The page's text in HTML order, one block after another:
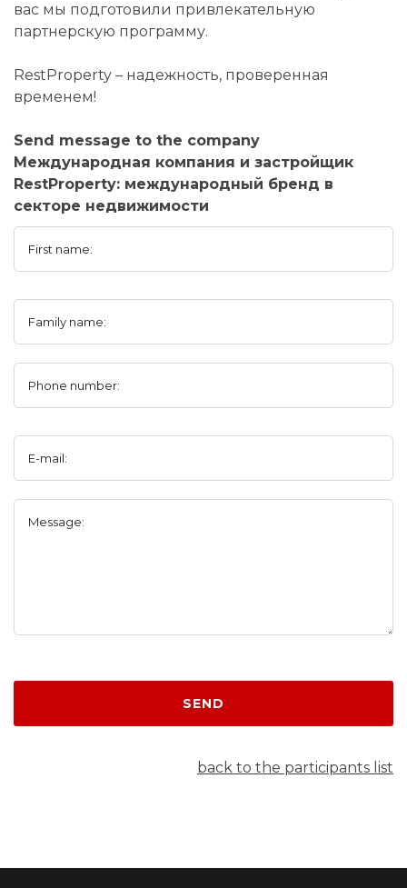
вас мы подготовили привлекательную
партнерскую программу.
RestProperty – надежность, проверенная
временем!
Send message to the company
Международная компания и застройщик
RestProperty: международный бренд в
секторе недвижимости
First name:
Family name:
Phone number:
E-mail:
Message:
SEND
back to the participants list